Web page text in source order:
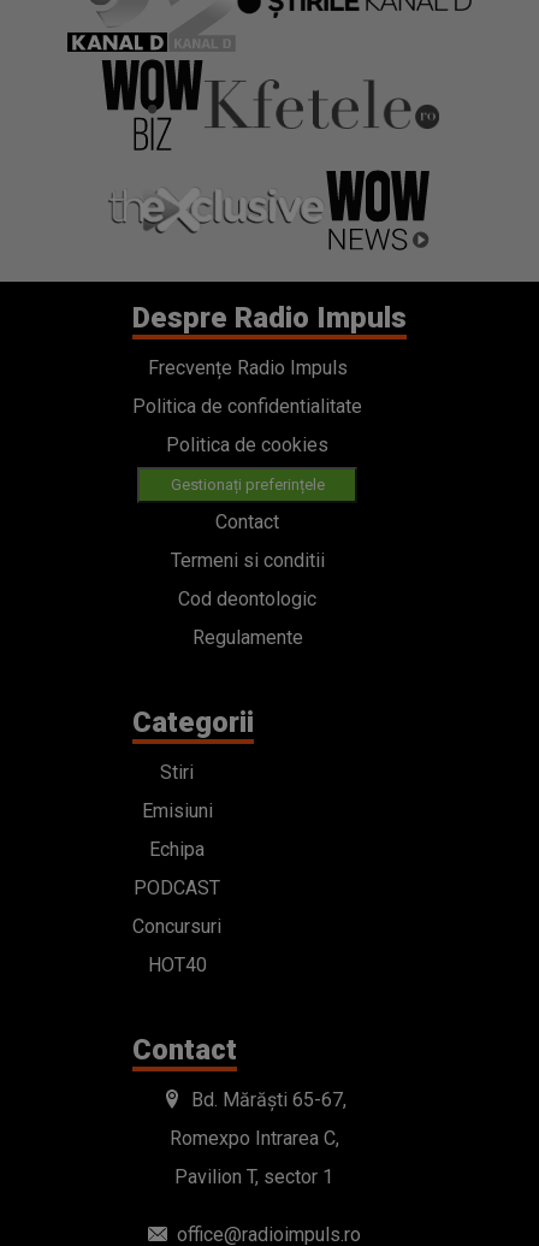
Despre Radio Impuls
Frecvențe Radio Impuls
Politica de confidentialitate
Politica de cookies
Gestionați preferințele
Contact
Termeni si conditii
Cod deontologic
Regulamente
Categorii
Stiri
Emisiuni
Echipa
PODCAST
Concursuri
HOT40
Contact
Bd. Mărăști 65-67,
Romexpo Intrarea C,
Pavilion T, sector 1
office@radioimpuls.ro